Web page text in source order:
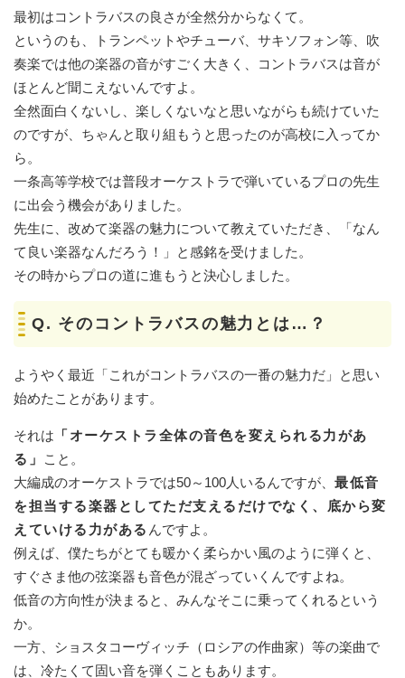
最初はコントラバスの良さが全然分からなくて。
というのも、トランペットやチューバ、サキソフォン等、吹
奏楽では他の楽器の音がすごく大きく、コントラバスは音が
ほとんど聞こえないんですよ。
全然面白くないし、楽しくないなと思いながらも続けていた
のですが、ちゃんと取り組もうと思ったのが高校に入ってか
ら。
一条高等学校では普段オーケストラで弾いているプロの先生
に出会う機会がありました。
先生に、改めて楽器の魅力について教えていただき、「なん
て良い楽器なんだろう！」と感銘を受けました。
その時からプロの道に進もうと決心しました。
Q. その コントラバスの魅力とは…？
ようやく最近「これがコントラバスの一番の魅力だ」と思い
始めたことがあります。
それは 「オーケストラ全体の音色を変えられる力があ
る」
こと。
大編成のオーケストラでは50～100人いるんですが、 最低音
を担当する楽器としてただ支えるだけでなく、底から変
えていける力がある んですよ。
例えば、僕たちがとても暖かく柔らかい風のように弾くと、
すぐさま他の弦楽器も音色が混ざっていくんですよね。
低音の方向性が決まると、みんなそこに乗ってくれるという
か。
一方、ショスタコーヴィッチ（ロシアの作曲家）等の楽曲で
は、冷たくて固い音を弾くこともあります。